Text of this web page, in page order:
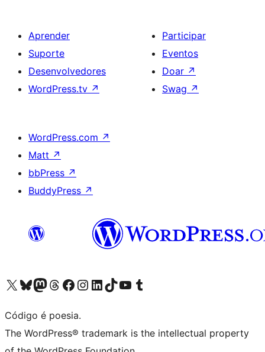
Aprender
Suporte
Desenvolvedores
WordPress.tv ↗
Participar
Eventos
Doar ↗
Swag ↗
WordPress.com ↗
Matt ↗
bbPress ↗
BuddyPress ↗
Acessar nossa conta do X (antigo Twitter)
Acessar nossa conta do Bluesky
Acessar nossa conta do Mastodon
Acessar nossa conta do Threads
Acessar nossa página do Facebook
Acessar nossa conta do Instagram
Acessar nossa conta do LinkedIn
Acessar nossa conta do TikTok
Acessar nosso canal do YouTube
Acessar nossa conta no Tumblr
Código é poesia.
The WordPress® trademark is the intellectual property